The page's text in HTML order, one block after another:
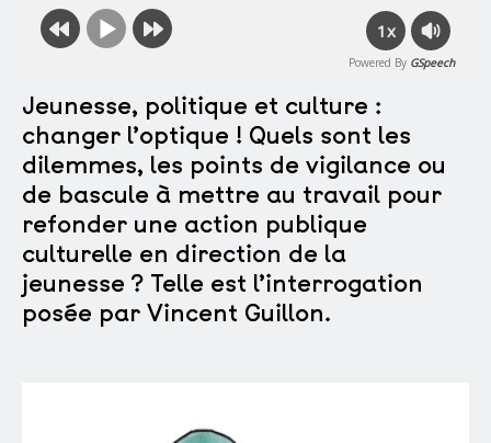
1x
Powered By GSpeech
Jeunesse, politique et culture :
changer l’optique ! Quels sont les
dilemmes, les points de vigilance ou
de bascule à mettre au travail pour
refonder une action publique
culturelle en direction de la
jeunesse ? Telle est l’interrogation
posée par Vincent Guillon.